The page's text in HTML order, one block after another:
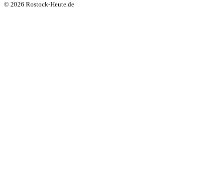
© 2026 Rostock-Heute.de